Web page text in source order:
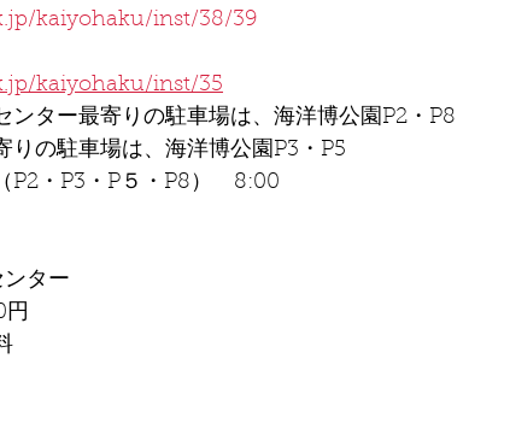
kaiyohaku/inst/38/39
kaiyohaku/inst/35
ンター最寄りの駐車場は、海洋博公園P2・P8
の駐車場は、海洋博公園P3・P5
・P3・P５・P8）　8:00
ター
円